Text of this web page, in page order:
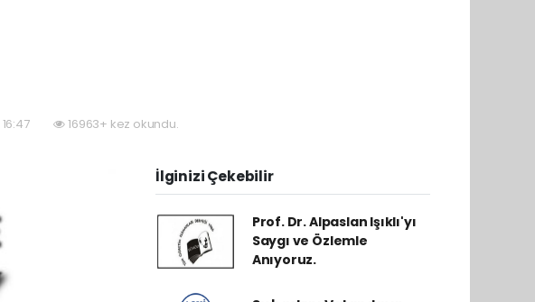
16963+ kez okundu.
İlginizi Çekebilir
Prof. Dr. Alpaslan Işıklı'yı
Saygı ve Özlemle
Anıyoruz.